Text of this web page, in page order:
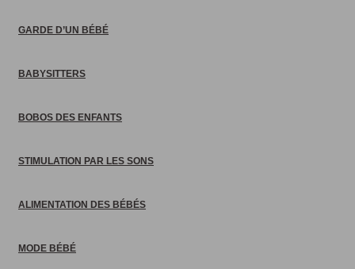
GARDE D’UN BÉBÉ
BABYSITTERS
BOBOS DES ENFANTS
STIMULATION PAR LES SONS
ALIMENTATION DES BÉBÉS
MODE BÉBÉ